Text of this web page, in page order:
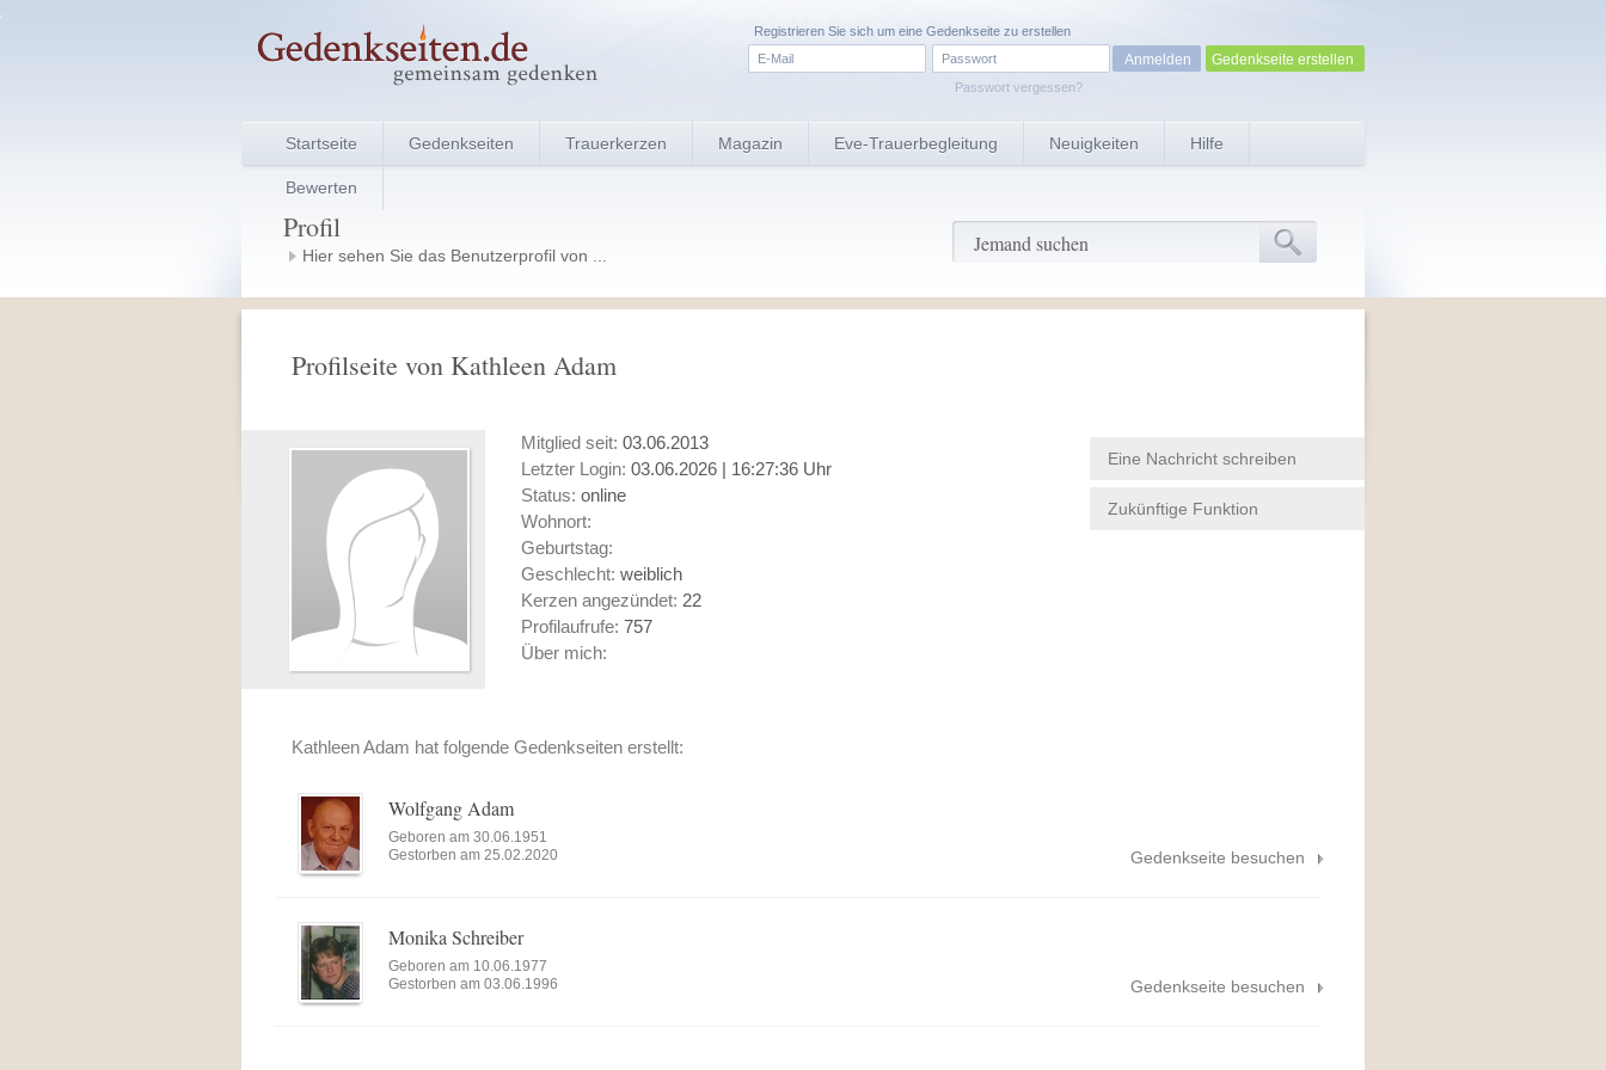
Passwort vergessen?
Registrieren Sie sich um eine Gedenkseite zu erstellen
Gedenkseite erstellen
Startseite Gedenkseiten Trauerkerzen Magazin Eve-Trauerbegleitung Neuigkeiten Hilfe
Bewerten
Profil
Hier sehen Sie das Benutzerprofil von ...
Profilseite von Kathleen Adam
Mitglied seit: 03.06.2013
Letzter Login: 03.06.2026 | 16:27:36 Uhr
Status: online
Wohnort:
Geburtstag:
Geschlecht: weiblich
Kerzen angezündet: 22
Profilaufrufe: 757
Über mich:
Eine Nachricht schreiben
Zukünftige Funktion
Kathleen Adam hat folgende Gedenkseiten erstellt:
Wolfgang Adam
Geboren am 30.06.1951
Gestorben am 25.02.2020
Gedenkseite besuchen
Monika Schreiber
Geboren am 10.06.1977
Gestorben am 03.06.1996
Gedenkseite besuchen